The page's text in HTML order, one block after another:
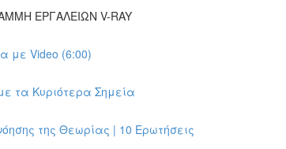
ΕΡΓΑΛΕΙΩΝ V-RAY
με Video (6:00)
τα Κυριότερα Σημεία
της Θεωρίας | 10 Ερωτήσεις